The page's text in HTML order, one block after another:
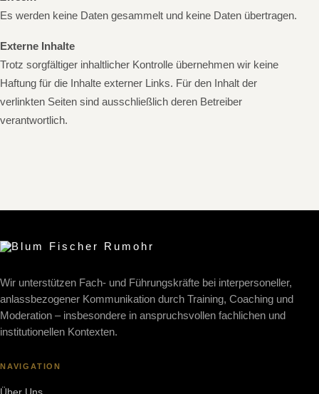
Es werden keine Daten gesammelt und keine Daten übertragen.
Externe Inhalte
Trotz sorgfältiger inhaltlicher Kontrolle übernehmen wir keine
Haftung für die Inhalte externer Links. Für den Inhalt der
verlinkten Seiten sind ausschließlich deren Betreiber
verantwortlich.
Wir unterstützen Fach- und Führungskräfte bei interpersoneller,
anlassbezogener Kommunikation durch Training, Coaching und
Moderation – insbesondere in anspruchsvollen fachlichen und
institutionellen Kontexten.
NAVIGATION